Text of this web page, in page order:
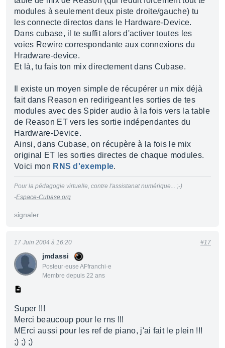
modules à seulement deux piste droite/gauche) tu
les connecte directos dans le Hardware-Device.
Dans cubase, il te suffit alors d'activer toutes les
voies Rewire correspondante aux connexions du
Hradware-device.
Et là, tu fais ton mix directement dans Cubase.
Il existe un moyen simple de récupérer un mix déjà
fait dans Reason en redirigeant les sorties de tes
modules avec des Spider audio à la fois vers la table
de Reason ET vers les sortie indépendantes du
Hardware-Device.
Ainsi, dans Cubase, on récupère à la fois le mix
original ET les sorties directes de chaque modules.
Voici mon RNS d'exemple.
Pour la pédagogie virtuelle, contre l'assistanat numérique... ;-)
-Espace-Cubase.org
signaler
jmdassi
Posteur·euse AFfranchi·e
Membre depuis 22 ans
17 Juin 2004 à 16:20 #17
Super !!!
Merci beaucoup pour le rns !!!
MErci aussi pour les ref de piano, j'ai fait le plein !!!
;) ;) ;)